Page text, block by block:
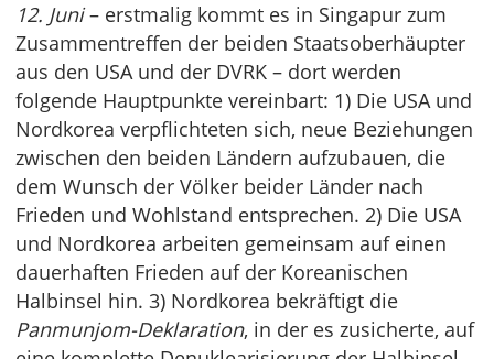
12. Juni– erstmalig kommt es in Singapur zum
Zusammentreffen der beiden Staatsoberhäupter
aus den USA und der DVRK – dort werden
folgende Hauptpunkte vereinbart: 1) Die USA und
Nordkorea verpflichteten sich, neue Beziehungen
zwischen den beiden Ländern aufzubauen, die
dem Wunsch der Völker beider Länder nach
Frieden und Wohlstand entsprechen. 2) Die USA
und Nordkorea arbeiten gemeinsam auf einen
dauerhaften Frieden auf der Koreanischen
Halbinsel hin. 3) Nordkorea bekräftigt die
Panmunjom-Deklaration, in der es zusicherte, auf